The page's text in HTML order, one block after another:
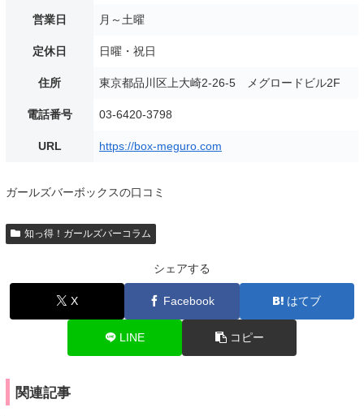
営業日 月～土曜
定休日 日曜・祝日
住所 東京都品川区上大崎2-26-5 メグロードビル2F
電話番号 03-6420-3798
URL https://box-meguro.com
ガールズバーボックスの口コミ
知っ得！ガールズバーコラム
シェアする
X Facebook はてブ
LINE コピー
関連記事